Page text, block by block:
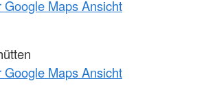
Google Maps Ansicht
Google Maps Ansicht